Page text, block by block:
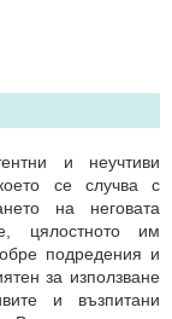
и неучтиви
се случва с
на неговата
цялостното им
подредения и
за използване
и възпитани